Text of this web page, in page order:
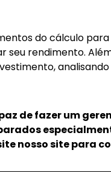
do cálculo
rendimento.
de fazer um
nosso sitepara